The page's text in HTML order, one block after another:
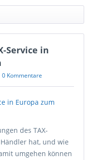
Service in
0 Kommentare
des TAX-
hat, und wie
umgehen können